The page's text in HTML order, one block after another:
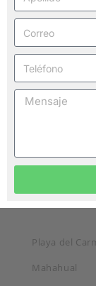
Playa del
Mahahual